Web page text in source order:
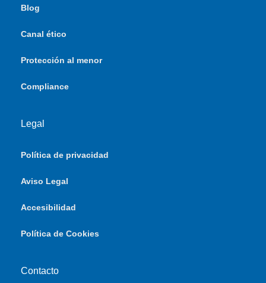
Blog
Canal ético
Protección al menor
Compliance
Legal
Política de privacidad
Aviso Legal
Accesibilidad
Política de Cookies
Contacto